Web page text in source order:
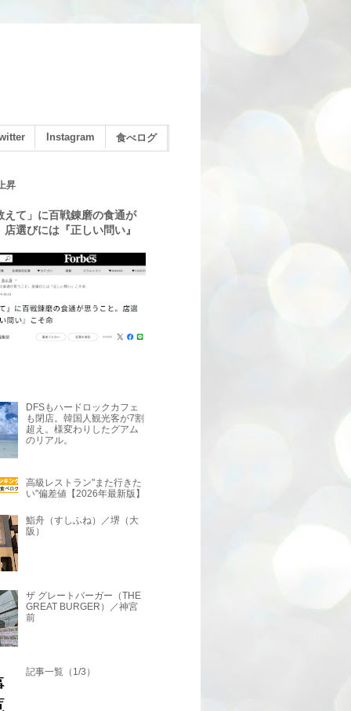
Instagram 食べログ
昇
えて」に百戦錬磨の食通が
選びには『正しい問い』
DFSもハードロックカフェ
も閉店。韓国人観光客が7割
超え。様変わりしたグアム
のリアル。
高級レストラン"また行きた
い"偏差値【2026年最新版】
鮨舟（すしふね）／堺（大
阪）
ザ グレートバーガー（THE
GREAT BURGER）／神宮
前
記事一覧（1/3）